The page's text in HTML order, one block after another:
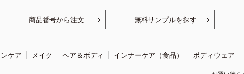
商品番号から注文 無料サンプルを探す
ケア メイク ヘア＆ボディ インナーケア（食品） ボディウェア